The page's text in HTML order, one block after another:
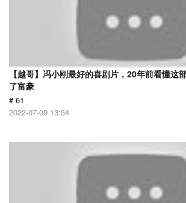
【越哥】冯小刚最好的喜剧片，20年前看懂这
了富豪
# 61
2022-07-09 13:54